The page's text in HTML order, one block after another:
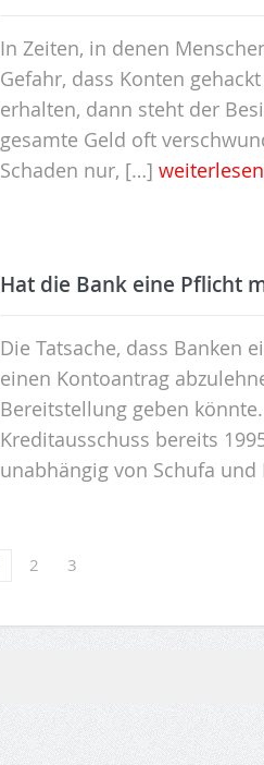
In Zeiten, in denen
Gefahr, dass Konten
erhalten, dann steht der
gesamte Geld oft
Schaden nur, […]
Hat die Bank eine Pflicht
Die Tatsache, dass Banken
einen Kontoantrag
Bereitstellung geben
Kreditausschuss bereits
unabhängig von Schufa
2 3